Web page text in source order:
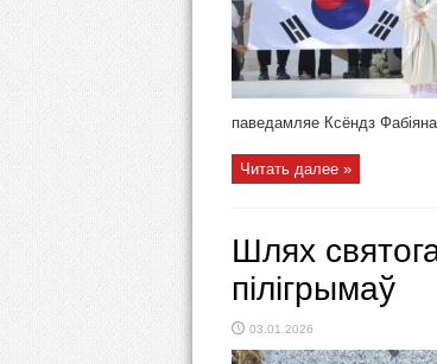
паведамляе Ксёндз
Читать далее »
Шлях
пілігрымаў
03.01.2026